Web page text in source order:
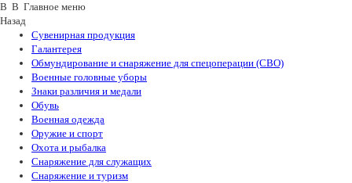
В В Главное меню
Назад
Сувенирная продукция
Галантерея
Обмундирование и снаряжение для спецоперации (СВО)
Военные головные уборы
Знаки различия и медали
Обувь
Военная одежда
Оружие и спорт
Охота и рыбалка
Снаряжение для служащих
Снаряжение и туризм